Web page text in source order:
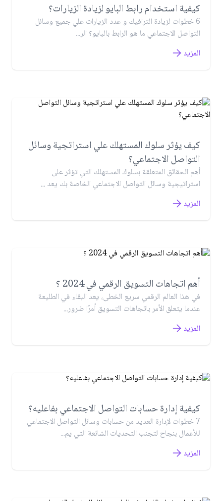
كيفية استخدام رابط البايو لزيادة الزيارات؟
6 خطوات لزيادة الترافيك و عدد الزيارات علي جميع وسائل
التواصل الاجتماعي ما هو الرابط بالبايو؟ الر...
المزيد
كيف يؤثر سلوك المستهلك علي استراتجية وسائل
التواصل الاجتماعي؟
أهم الحقائق المتعلقة بسلوك المستهلك التي تؤثر على
استراتيجية وسائل التواصل الاجتماعي الخاصة بك يعد ...
المزيد
أهم اتجاهات التسويق الرقمي في 2024 ؟
في هذا العالم الرقمي سريع الخطى، يعد البقاء في الطليعة
عندما يتعلق الأمر باتجاهات التسويق أمرًا ضرور...
المزيد
كيفية إدارة حسابات التواصل الاجتماعي بفاعليه؟
7 خطوات لإدارة العديد من حسابات وسائل التواصل الاجتماعي
للأعمال بنجاح لتجنب التحديات الشائعة التي يم...
المزيد